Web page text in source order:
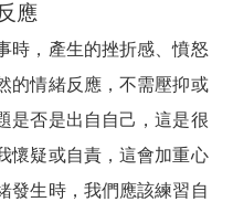
應
時，產生的挫折感、憤怒
的情緒反應，不需壓抑或
是否是出自自己，這是很
懷疑或自責，這會加重心
發生時，我們應該練習自